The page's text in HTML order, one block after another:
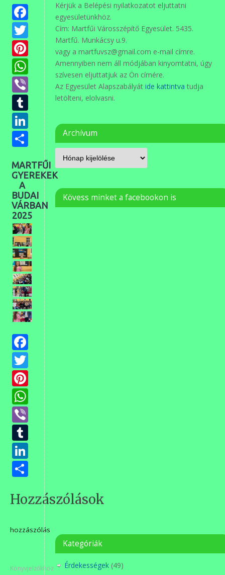
Facebook
Twitter
Pinterest
WhatsApp
Viber
Tumblr
LinkedIn
Ossza
meg
MARTFŰI
GYEREKEK
A
BUDAI
VÁRBAN
2025
Facebook
Twitter
Pinterest
WhatsApp
Viber
Tumblr
LinkedIn
Ossza
meg
Hozzászólások
hozzászólás
Könyvjelzőkhöz
Kérjük a Belépési nyilatkozatot eljuttatni
egyesületünkhöz.
Cím: Martfűi Városszépítő Egyesület. 5435.
Martfű. Munkácsy u.9.
vagy a martfuvsz@gmail.com e-mail címre.
Amennyiben nem áll módjában kinyomtatni, úgy
szívesen eljuttatjuk az Ön címére.
Az Egyesület Alapszabályát ide kattintva tudja
letölteni, elolvasni.
Archívum
Kövess minket a facebookon is
Kategóriák
Érdekességek (49)